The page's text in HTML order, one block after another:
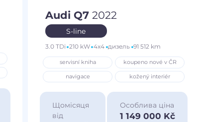
Audi Q7 2022
S-line
3.0 TDi 210 kW 4x4 дизель 91 512 km
servisní kniha koupeno nové v ČR
navigace kožený interiér
Щомісяця
від
Особлива ціна
1 149 000 Kč